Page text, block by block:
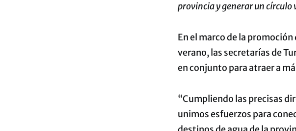
provincia y generar un círculo
En el marco de la promoción
verano, las secretarías de
en conjunto para atraer a
“Cumpliendo las precisas
unimos esfuerzos para